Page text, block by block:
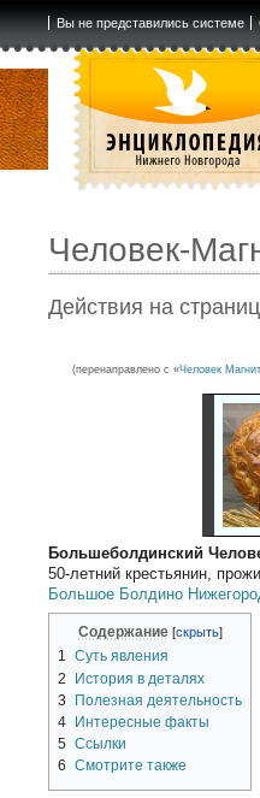
Вы не представились системе
Человек-
Действия на
(перенаправлено с «Человек
Большеболдинский
50-летний крестьянин,
Большое Болдино
Содержание
1 Суть явления
2
История в деталях
3
Полезная деятельность
4
Интересные факты
5 Ссылки
6 Смотрите также